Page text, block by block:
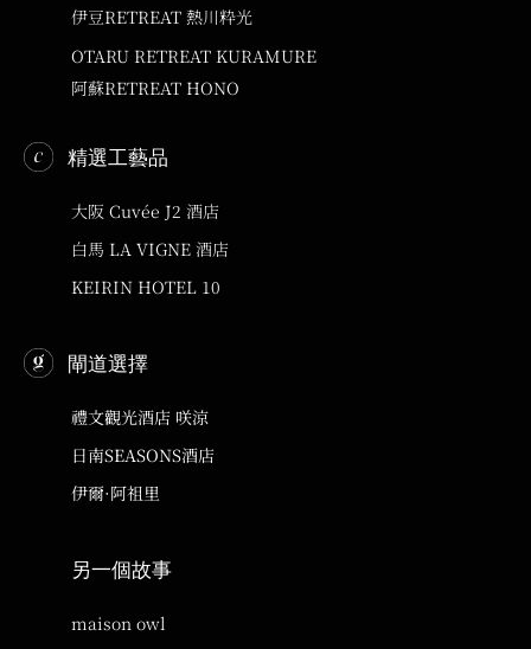
伊豆RETREAT 熱川粋光
OTARU RETREAT KURAMURE
阿蘇RETREAT HONO
精選工藝品
大阪 Cuvée J2 酒店
白馬 LA VIGNE 酒店
KEIRIN HOTEL 10
閘道選擇
禮文觀光酒店 咲涼
日南SEASONS酒店
伊爾·阿祖里
另一個故事
maison owl